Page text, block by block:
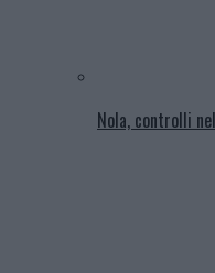
Nola, controlli